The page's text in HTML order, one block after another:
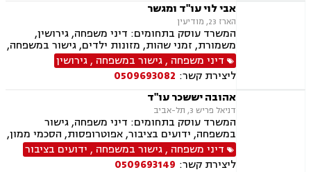
אבי לוי עו"ד ומגשר
הארז 23, מודיעין
המשרד עוסק בתחומים: דיני משפחה, גירושין,
משמורת, זמני שהות, מזונות ילדים, גישור במשפחה,
ניכור הורי, פירוק שיתוף, ייצוג בבית דין רבני "גיטין",
הסכמי ממון, אפוטרופסות, ייפוי כוח מתמשך, ירושות
וצוואות, העברה בין דורית, הסכם ידועים בציבור,
מקרקעין ונדל"ן, עסקאות מכר דירה, פינוי מושכר,
ליקויי בניה
דיני משפחה ,גישור במשפחה ,גירושין
ליצירת קשר: 0509693082
אהובה יששכר עו"ד
דניאל פריש 3, תל-אביב
המשרד עוסק בתחומים: דיני משפחה, גישור
במשפחה, ידועים בציבור, אפוטרופסות, הסכמי ממון,
אבהות, מזונות, משמורת, גירושין, הורות חד מינית,
נישואים אזרחיים, אימוץ, חלוקת רכוש, מעמד אישי,
דיני משפחה ,גישור במשפחה , ידועים בציבור
ליצירת קשר: 0509693149